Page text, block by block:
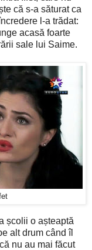
că s-a săturat ca
l-a trădat:
acasă foarte
sale lui Saime.
școlii o așteaptă
alt drum când îl
nu au mai făcut